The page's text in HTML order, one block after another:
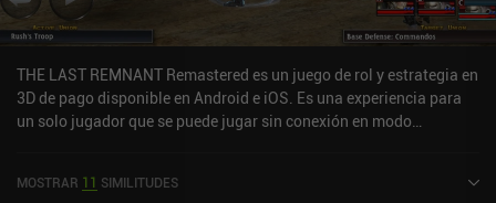
THE LAST REMNANT Remastered es un juego de rol y estrategia en
3D de pago disponible en Android e iOS. Es una experiencia para
un solo jugador que se puede jugar sin conexión en modo
Google Play.
MOSTRAR 11 SIMILITUDES